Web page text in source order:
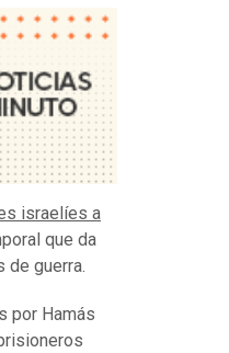
israelíes a
que da
de guerra.
por Hamás